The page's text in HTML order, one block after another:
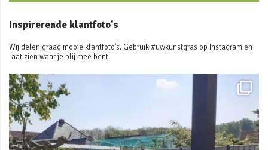
Inspirerende klantfoto's
Wij delen graag mooie klantfoto's. Gebruik #uwkunstgras op Instagram en
laat zien waar je blij mee bent!